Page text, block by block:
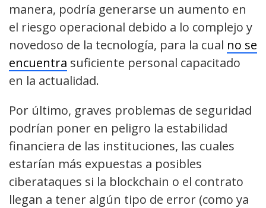
manera, podría generarse un aumento en
el riesgo operacional debido a lo complejo y
novedoso de la tecnología, para la cual no se
encuentra suficiente personal capacitado
en la actualidad.
Por último, graves problemas de seguridad
podrían poner en peligro la estabilidad
financiera de las instituciones, las cuales
estarían más expuestas a posibles
ciberataques si la blockchain o el contrato
llegan a tener algún tipo de error (como ya